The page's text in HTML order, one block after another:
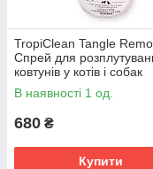
TropiClean Tangle
Спрей для
ковтунів у котів і собак
В наявності 1 од.
680 ₴
Купити